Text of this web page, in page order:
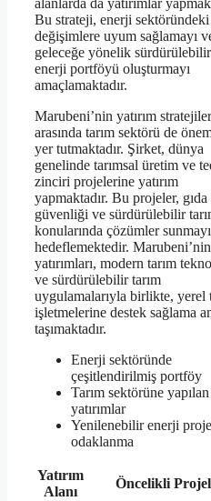
alanlarda da yatırımlar
Bu strateji, enerji sektöründeki
değişimlere uyum sağlamayı
geleceğe yönelik
enerji portföyü oluşturmayı
amaçlamaktadır.
Marubeni’nin yatırım
arasında tarım sektörü de
yer tutmaktadır. Şirket, dünya
genelinde tarımsal üretim ve
zinciri projelerine yatırım
yapmaktadır. Bu projeler, gıda
güvenliği ve sürdürülebilir
konularında çözümler sunmayı
hedeflemektedir.
yatırımları, modern tarım
ve sürdürülebilir tarım
uygulamalarıyla birlikte, yerel
işletmelerine destek sağlama
taşımaktadır.
Enerji sektöründe
çeşitlendirilmiş portföy
Tarım sektörüne yapılan
yatırımlar
Yenilenebilir enerji
odaklanma
Yatırım
Alanı
Öncelikli